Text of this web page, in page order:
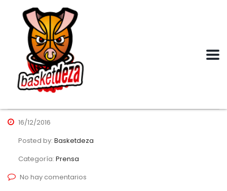
16/12/2016
Posted by: Basketdeza
Categoría: Prensa
No hay comentarios